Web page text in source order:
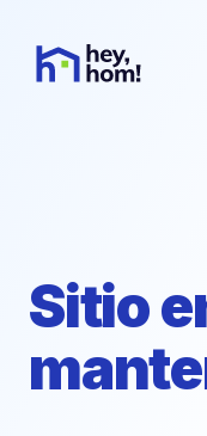
Sitio